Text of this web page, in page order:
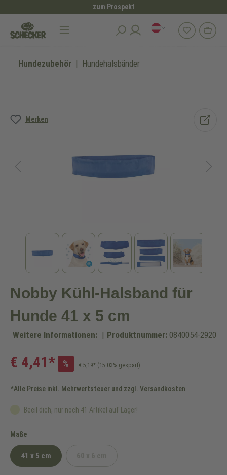
zum Prospekt
Hundezubehör Hundehalsbänder
Merken
Bildergalerie überspringen
Nobby Kühl-Halsband für
Hunde 41 x 5 cm
Weitere Informationen: | Produktnummer: 0840054-2920
€ 4,41* % € 5,19* (15.03% gespart)
*Alle Preise inkl. Mehrwertsteuer und zzgl. Versandkosten
Beeil dich, nur noch 41 Artikel auf Lager!
Maßeauswählen
41 x 5 cm